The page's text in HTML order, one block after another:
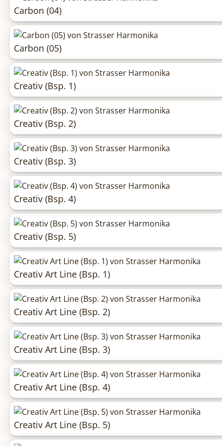
Carbon (04)
Carbon (05)
Creativ (Bsp. 1)
Creativ (Bsp. 2)
Creativ (Bsp. 3)
Creativ (Bsp. 4)
Creativ (Bsp. 5)
Creativ Art Line (Bsp. 1)
Creativ Art Line (Bsp. 2)
Creativ Art Line (Bsp. 3)
Creativ Art Line (Bsp. 4)
Creativ Art Line (Bsp. 5)